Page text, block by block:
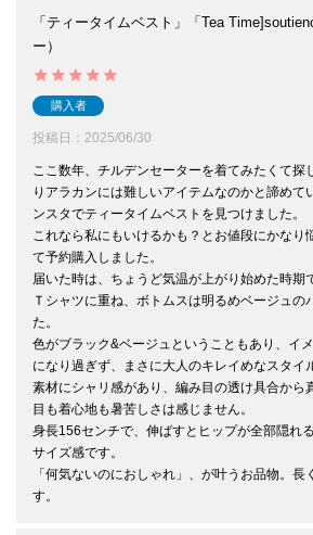
「ティータイムベスト」「Tea
ー）
購入者
投稿日 2025/06/30
ここ数年、チルデンセーターを着てみたくて探
りアラカンには難しいアイテムなのかと諦めて
ンスタでティータイムベストを見つけました。
これなら私にもいけるかも？とお値段にかなり
て予約購入しました。
届いた時は、ちょうど気温が上がり始めた時期
Ｔシャツに重ね、ボトムスは明るめベージュの
た。
色がブラック&ベージュということもあり、イ
になり過ぎず、まさに大人のキレイめなスタイ
素材にシャリ感があり、編み目の透け具合から
目も着心地も暑苦しさは感じません。
身長156センチで、伸ばすとヒップが全部隠れ
サイズ感です。
「何気ないのにおしゃれ」、が叶うお品物。長
す。